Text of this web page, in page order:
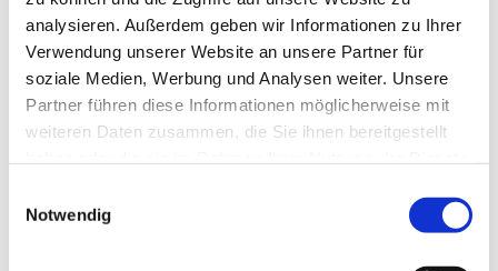
analysieren. Außerdem geben wir Informationen zu Ihrer
Verwendung unserer Website an unsere Partner für
soziale Medien, Werbung und Analysen weiter. Unsere
Partner führen diese Informationen möglicherweise mit
weiteren Daten zusammen, die Sie ihnen bereitgestellt
NotwendigDies könnte Sie auch